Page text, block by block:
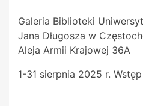
Galeria Biblioteki
Jana Długosza w
Aleja Armii Krajowej 36A
1-31 sierpnia 2025 r.